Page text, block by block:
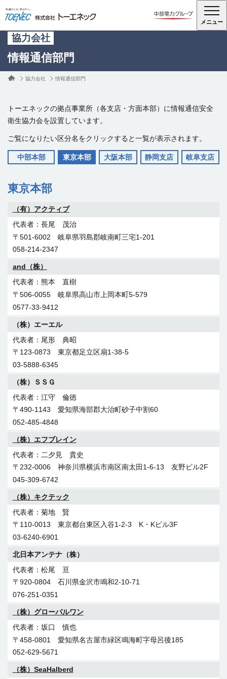
メニュー
協力会社
情報通信部門
協力会社 情報通信部門
トーエネックの拠点事業所（各支店・方面本部）に情報通信安全
衛生協力会を設置しています。
ご覧になりたい区分名をクリックすると一覧が表示されます。
中部本部 東京本部 大阪本部 静岡支店 岐阜支店
（株）アーツ
宮谷 和憲
〒461-0004 愛知県名古屋市東区葵2-3-15 504
052-508-6670
（有）アクティブ
長尾 茂治
〒501-6002 岐阜県羽島郡岐南町三宅1-201
058-214-2347
（株）アコードエンジニアリング
川瀬 知幸
〒441-8003 愛知県豊橋市小向町字北小向15
0532-31-2133
（株）アストロ電機
大川 定雄
〒387-0018 長野県千曲市大字新田2003
026-273-2520
（株）アドヴァンス
中村 健一
〒454-0912 愛知県名古屋市中川区野田2-530
052-354-3456
（有）アトライズ
石井 孝一
〒444-2135 愛知県岡崎市大門4-19-24
0564-83-6503
（株）新井通信システム
新井 省吾
〒920-0015 石川県金沢市諸江町上丁490-1
076-254-1830
イイダテクノ（株）
飯田 隆仁
〒490-1115 愛知県あま市坂牧坂塩43
052-441-0301
（有）イデアル
松本 進
共和通信（株）
〒502-0843 岐阜県岐阜市早田東町6-28
058-231-6212
極東電信工事（株）
〒509-9131 岐阜県中津川市千旦林福田1240-1
0573-68-7525
（株）システム通信
〒509-6135 岐阜県瑞浪市薬師町4-55
0572-67-2272
トーツーフィールドエンジニアリング（株）
小栁 寿志
〒472-0004 愛知県知立市南陽1-82
0566-95-7711
（株）ニートエレックス
〒490-1106 愛知県あま市小路1-8-1
052-449-7333
（株）HIDAアイテック
大坪 恒二
〒506-0052 岐阜県高山市下岡本町1884-1
0577-33-0157
ユニオン（株）
廣畑 一馬
〒509-5122 岐阜県土岐市土岐津町土岐口1589-1
0120-932-675
飯尾電設（株）
飯尾 誠司
〒538-0052 大阪市鶴見区横堤4-5-5
06-6991-2110
（株）エヌアイティ
野口 達弘
〒563-0033 大阪府池田市住吉2-12-16
072-736-8566
（株）エム・ディー・アール
木下 隆介
〒601-8135 京都府京都市南区上鳥羽石橋町242
075-682-2533
（有）三徳電工
辻 孝信
〒574-0077 大阪府大東市三箇4-3-15
072-875-8831
スクライズ（株）
國本 早苗
〒547-0014 大阪市平野区長吉川辺2北2-14
06-6709-3333
（株）ダイテックシステム
大塔 正明
〒662-0916 兵庫県西宮市戸田町4-28
0798-61-3684
（株）日電プランニング
広田 達也
〒555-0024 大阪市西淀川区野里1-32-17
06-4808-2000
（株）ベルテック
鈴置 忍
〒470-1144 愛知県豊明市阿野町稲葉75-25
0562-93-8685
（株）石井通信
石井 亮
〒421-0217 静岡県焼津市上泉1810
054-660-7142
（株）グローバルワン
坂口 慎也
〒458-0801 愛知県名古屋市緑区鳴海町字母呂後185
052-629-5671
静岡工事（株）
榎本 眞治
〒425-0087 静岡県焼津市保福島475
054-627-4100
（株）大小通信
小野 裕明
〒421-0113 静岡県静岡市駿河区下川原5-5-26
054-268-5790
（株）田中通信電設
田中 寿知
〒411-0804 静岡県三島市多呂111-6
055-977-6606
（株）ディーネット
下平 征司
〒421-1221 静岡県静岡市葵区牧ヶ谷2162
054-277-9111
トーツーフィールドエンジニアリング（株）浜松営業所
小栁 寿志
〒430-0907 静岡県浜松市中央区高林5-5-24
053-522-8151
（株）真中電気通信
中川 裕之
〒433-8122 静岡県浜松市中央区上島1-14-31
053-476-7733
（株）ユニオンネット
仙敷 隆征
東京本部
（有）アクティブ
長尾 茂治
〒501-6002 岐阜県羽島郡岐南町三宅1-201
058-214-2347
and（株）
熊本 直樹
〒506-0055 岐阜県高山市上岡本町5-579
0577-33-9412
（株）エーエル
尾形 典昭
〒123-0873 東京都足立区扇1-38-5
03-5888-6345
（株）ＳＳＧ
江守 倫徳
〒490-1143 愛知県海部郡大治町砂子中割60
052-485-4848
（株）エフブレイン
二夕見 貴史
〒232-0006 神奈川県横浜市南区南太田1-6-13 友野ビル2F
045-309-6742
（株）キクテック
菊地 賢
〒110-0013 東京都台東区入谷1-2-3 K・Kビル3F
03-6240-6901
北日本アンテナ（株）
松尾 亘
〒920-0804 石川県金沢市鳴和2-10-71
076-251-0351
（株）グローバルワン
坂口 慎也
〒458-0801 愛知県名古屋市緑区鳴海町字母呂後185
052-629-5671
（株）SeaHalberd